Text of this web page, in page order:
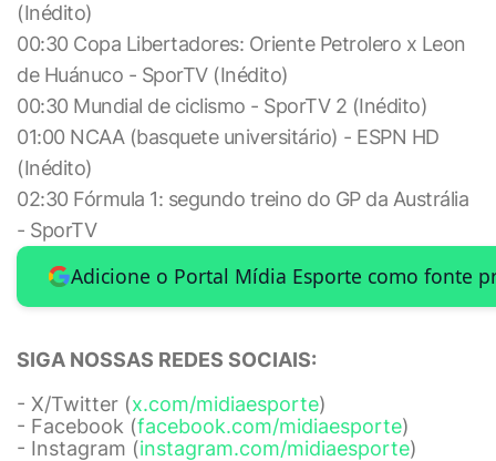
(Inédito)
00:30 Copa Libertadores: Oriente Petrolero x Leon
de Huánuco - SporTV (Inédito)
00:30 Mundial de ciclismo - SporTV 2 (Inédito)
01:00 NCAA (basquete universitário) - ESPN HD
(Inédito)
02:30 Fórmula 1: segundo treino do GP da Austrália
- SporTV
Adicione o Portal Mídia Esporte como fonte
SIGA NOSSAS REDES SOCIAIS:
- X/Twitter (x.com/midiaesporte)
- Facebook (facebook.com/midiaesporte)
- Instagram (instagram.com/midiaesporte)